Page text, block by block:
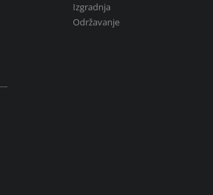
Izgradnja
Održavanje